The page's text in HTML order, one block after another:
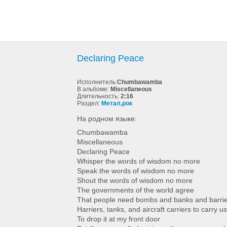
Declaring Peace
Исполнитель:Chumbawamba
В альбоме: Miscellaneous
Длительность: 2:16
Раздел: Метал,рок
На родном языке:
Chumbawamba
Miscellaneous
Declaring Peace
Whisper the words of wisdom no more
Speak the words of wisdom no more
Shout the words of wisdom no more
The governments of the world agree
That people need bombs and banks and
Harriers, tanks, and aircraft carriers to carry
To drop it at my front door